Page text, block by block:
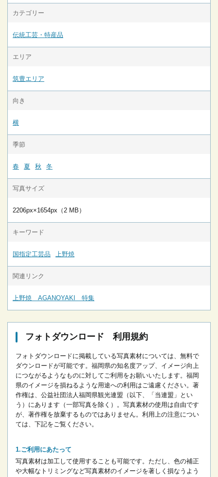
カテゴリー
伝統工芸・特産品
エリア
筑豊エリア
向き
横
季節
春 夏 秋 冬
写真サイズ
2206px×1654px（2 MB）
キーワード
国指定工芸品 上野焼
関連リンク
上野焼 AGANOYAKI 特集
フォトダウンロード 利用規約
フォトダウンロードに掲載している写真素材については、無料で
ダウンロードが可能です。 福岡県の知名度アップ、イメージ向上
につながるようなものに対してご利用をお願いいたします。 福岡
県のイメージを損ねるような用途への利用はご遠慮ください。 著
作権は、公益社団法人福岡県観光連盟（以下、「当連盟」とい
う）にあります（一部写真を除く）。写真素材の使用は自由です
が、著作権を放棄するものではありません。 利用上の注意につい
ては、下記をご覧ください。
ご利用にあたって
写真素材は加工して使用することも可能です。ただし、色の補正
や大幅なトリミングなど写真素材のイメージを著しく損なうよう